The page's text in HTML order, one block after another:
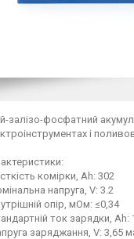
залізо-фосфатний
і
комірки, Ah: 302
напруга, V: 3.2
опір, мОм: ≤0,34
ток зарядки, Ah:
заряджання, V: 3,65